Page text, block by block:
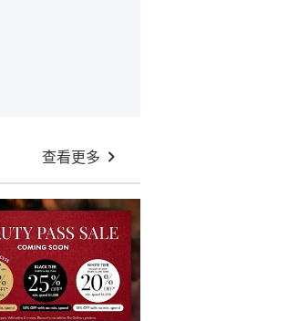
查看更多